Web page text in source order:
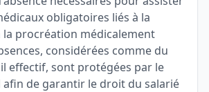
obligatoires liés à la
la procréation médicalement
considérées comme du
effectif, sont protégées par le
afin de garantir le droit du salarié